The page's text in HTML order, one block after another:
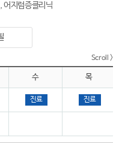
어지럼증클리닉
수 목
진료 진료